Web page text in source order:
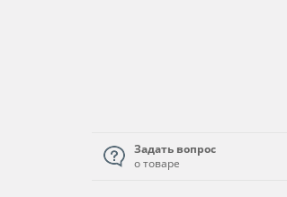
Задать вопрос
о товаре